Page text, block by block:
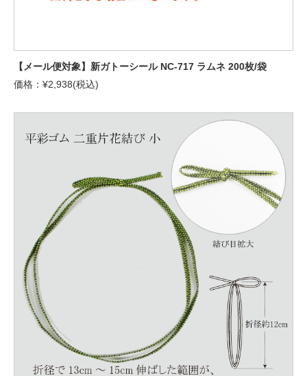
【メール便対象】新ガトーシール NC-717 ラムネ 200枚/袋
価格：¥2,938(税込)